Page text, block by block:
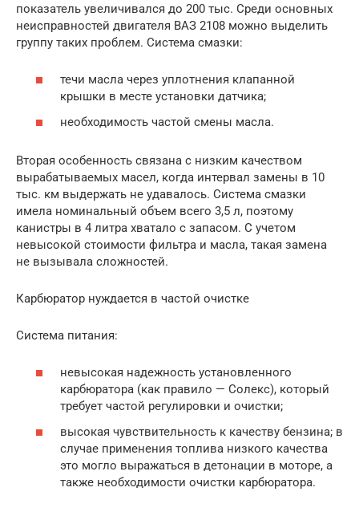
показатель увеличивался до 200 тыс. Среди основных
неисправностей двигателя ВАЗ 2108 можно выделить
группу таких проблем. Система смазки:
течи масла через уплотнения клапанной
крышки в месте установки датчика;
необходимость частой смены масла.
Вторая особенность связана с низким качеством
вырабатываемых масел, когда интервал замены в 10
тыс. км выдержать не удавалось. Система смазки
имела номинальный объем всего 3,5 л, поэтому
канистры в 4 литра хватало с запасом. С учетом
невысокой стоимости фильтра и масла, такая замена
не вызывала сложностей.
Карбюратор нуждается в частой очистке
Система питания:
невысокая надежность установленного
карбюратора (как правило — Солекс), который
требует частой регулировки и очистки;
высокая чувствительность к качеству бензина; в
случае применения топлива низкого качества
это могло выражаться в детонации в моторе, а
также необходимости очистки карбюратора.